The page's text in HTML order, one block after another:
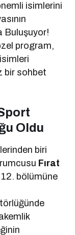
isimlerini
Buluşuyor!
program,
bir sohbet
Oldu
biri
Fırat
bölümüne